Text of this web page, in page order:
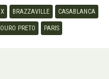
BRAZZAVILLE CASABLANCA
OURO PRETO PARIS